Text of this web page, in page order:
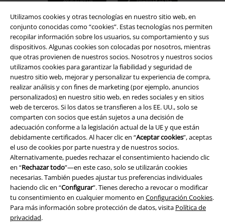
Utilizamos cookies y otras tecnologías en nuestro sitio web, en
conjunto conocidas como “cookies”. Estas tecnologías nos permiten
recopilar información sobre los usuarios, su comportamiento y sus
dispositivos. Algunas cookies son colocadas por nosotros, mientras
que otras provienen de nuestros socios. Nosotros y nuestros socios
utilizamos cookies para garantizar la fiabilidad y seguridad de
nuestro sitio web, mejorar y personalizar tu experiencia de compra,
realizar análisis y con fines de marketing (por ejemplo, anuncios
personalizados) en nuestro sitio web, en redes sociales y en sitios
web de terceros. Si los datos se transfieren a los EE. UU., solo se
comparten con socios que están sujetos a una decisión de
adecuación conforme a la legislación actual de la UE y que están
debidamente certificados. Al hacer clic en “Aceptar cookies”, aceptas
el uso de cookies por parte nuestra y de nuestros socios.
Alternativamente, puedes rechazar el consentimiento haciendo clic
en “Rechazar todo”—en este caso, solo se utilizarán cookies
necesarias. También puedes ajustar tus preferencias individuales
haciendo clic en “Configurar”. Tienes derecho a revocar o modificar
tu consentimiento en cualquier momento en Configuración Cookies.
Para más información sobre protección de datos, visita Política de
privacidad.
A Warner Music Group Company
Seguridad